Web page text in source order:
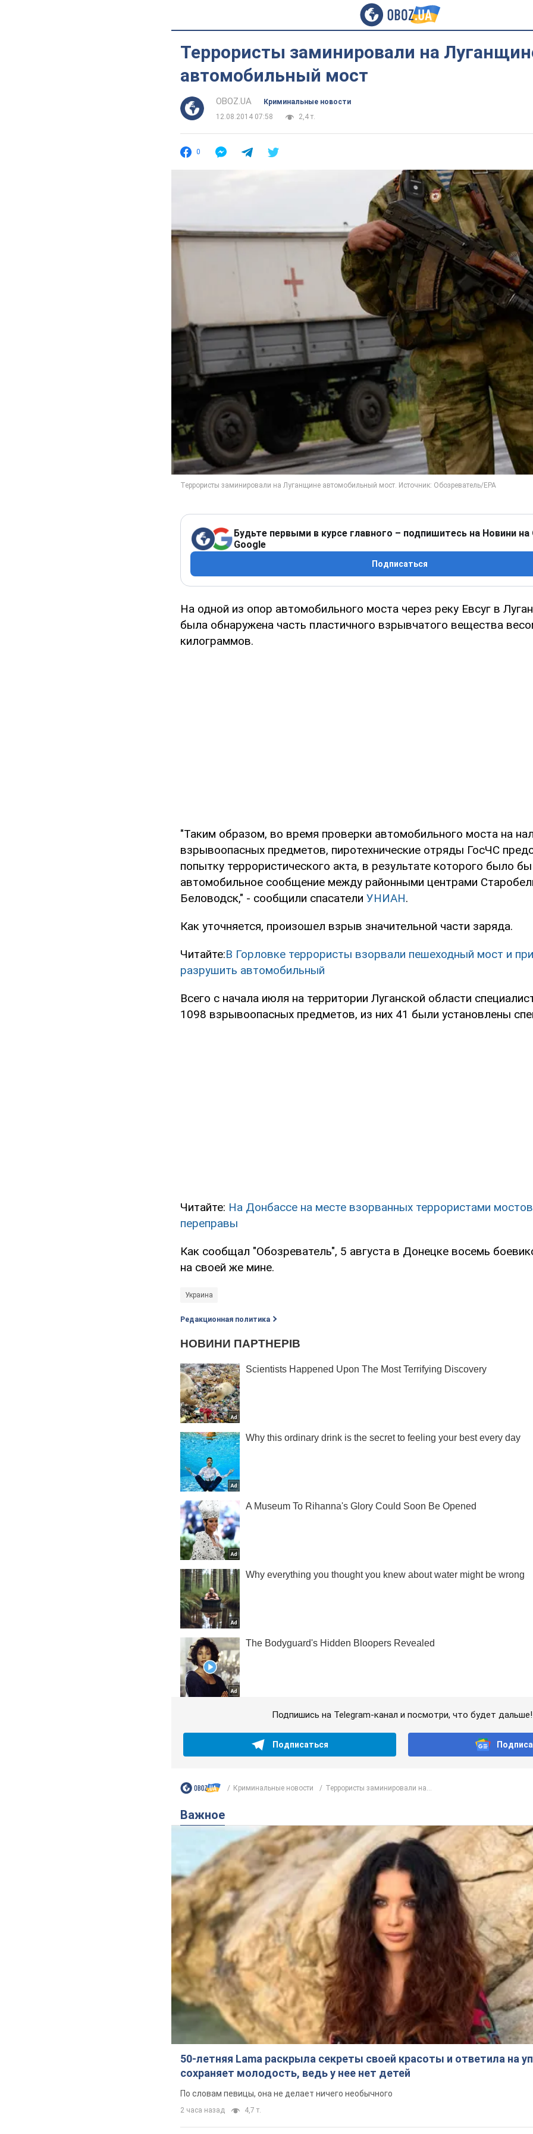
Террористы заминировали на
автомобильный мост
OBOZ.UA
Криминальные новости
12.08.2014 07:58
2,4 т.
0
Будьте первыми в курсе главного – подпишитесь на Новини на
Google
Подписаться
На одной из опор автомобильного моста через реку Евсуг в
была обнаружена часть пластичного взрывчатого вещества
килограммов.
"Таким образом, во время проверки автомобильного моста на
взрывоопасных предметов, пиротехнические отряды ГосЧС
попытку террористического акта, в результате которого было
автомобильное сообщение между районными центрами
Беловодск," - сообщили спасатели УНИАН.
Как уточняется, произошел взрыв значительной части заряда.
Читайте:В Горловке террористы взорвали пешеходный мост и
разрушить автомобильный
Всего с начала июля на территории Луганской области
1098 взрывоопасных предметов, из них 41 были установлены
Читайте: На Донбассе на месте взорванных террористами
переправы
Как сообщал "Обозреватель", 5 августа в Донецке восемь
на своей же мине.
Украина
Редакционная политика
Подпишись на Telegram-канал и посмотри, что будет дальше!
Подписаться
Криминальные новости Террористы заминировали на...
Важное
50-летняя Lama раскрыла секреты своей красоты и ответила на
сохраняет молодость, ведь у нее нет детей
По словам певицы, она не делает ничего необычного
2 часа назад 4,7 т.